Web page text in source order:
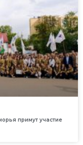
примут участие